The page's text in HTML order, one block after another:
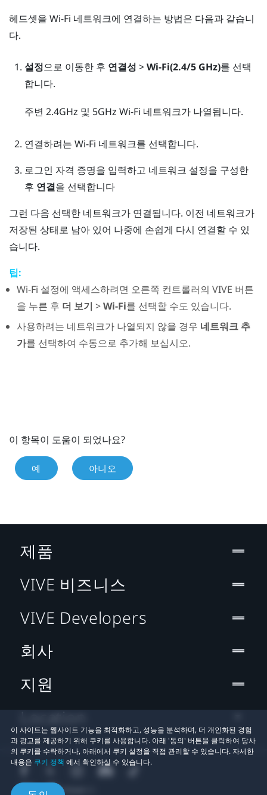
헤드셋을 Wi‍-Fi 네트워크에 연결하는 방법은 다음과 같습니
다.
설정으로 이동한 후 연결성 >Wi-Fi(2.4/5 GHz)를 선택
합니다.
주변 2.4GHz 및 5GHz Wi‍-Fi 네트워크가 나열됩니다.
연결하려는 Wi‍-Fi 네트워크를 선택합니다.
로그인 자격 증명을 입력하고 네트워크 설정을 구성한
후 연결을 선택합니다
그런 다음 선택한 네트워크가 연결됩니다. 이전 네트워크가
저장된 상태로 남아 있어 나중에 손쉽게 다시 연결할 수 있
습니다.
팁:
Wi‍-Fi 설정에 액세스하려면 오른쪽 컨트롤러의 VIVE 버튼
을 누른 후 더 보기 >Wi-Fi를 선택할 수도 있습니다.
사용하려는 네트워크가 나열되지 않을 경우 네트워크 추
가를 선택하여 수동으로 추가해 보십시오.
이 항목이 도움이 되었나요?
예 아니오
이 사이트는 웹사이트 기능을 최적화하고, 성능을 분석하며, 더 개인화된 경험
과 광고를 제공하기 위해 쿠키를 사용합니다. 아래 '동의' 버튼을 클릭하여 당사
의 쿠키를 수락하거나, 아래에서 쿠키 설정을 직접 관리할 수 있습니다. 자세한
내용은 쿠키 정책 에서 확인하실 수 있습니다.
제품
VIVE 비즈니스
VIVE Developers
회사
지원
Location